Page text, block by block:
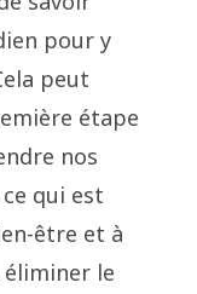
pour y
peut
étape
nos
qui est
être et à
le